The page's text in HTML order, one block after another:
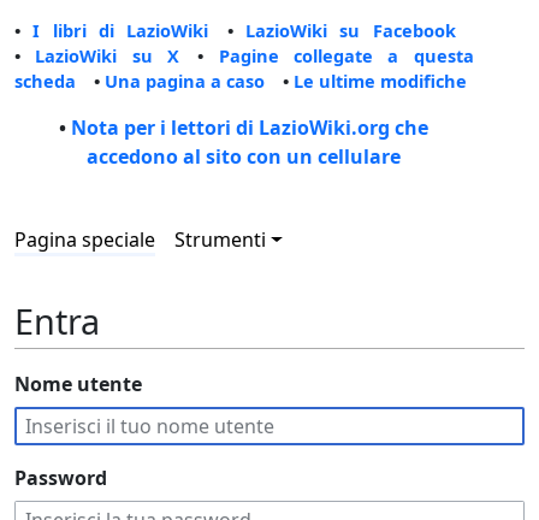
•I libri di LazioWiki • LazioWiki su Facebook
• LazioWiki su X • Pagine collegate a questa
scheda • Una pagina a caso • Le ultime modifiche
• Nota per i lettori di LazioWiki.org che
accedono al sito con un cellulare
Pagina speciale Strumenti
Entra
Nome utente
Password